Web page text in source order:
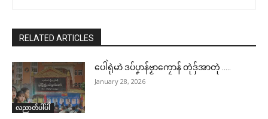
RELATED ARTICLES
လညာတ်ပါ်ပါဲ
ပေါဲရုဲမာဲ ဒပ်ပၞာန်ဗၟာကၠောန် တုဲဒှ်အာတုဲ …..
January 28, 2026